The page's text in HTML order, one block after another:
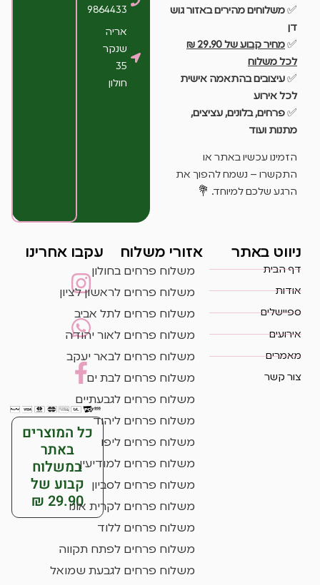
9864433
אריה
שנקר
35
חולון
✅משלוחים מהירים באזור גוש
דן
✅
מחיר קבוע של 29.90 ₪
לכל משלוח
✅עיצובים בהתאמה אישית
לכל אירוע
✅פרחים, בלונים, עציצים,
מתנות ועוד
הזמינו עכשיו באתר או
התקשרו – נשמח להפוך את
הרגע שלכם למיוחד. 💐
ניווט באתר
דף הבית
אודות
ספיישלים
אירועים
מאמרים
צור קשר
אזורי משלוח
משלוח פרחים בחולון
משלוח פרחים לראשון לציון
משלוח פרחים לתל אביב
משלוח פרחים לאור יהודה
משלוח פרחים לבאר יעקב
משלוח פרחים לבת ים
משלוח פרחים לגבעתיים
משלוח פרחים ליהוד
משלוח פרחים ליפו
משלוח פרחים למודיעין
משלוח פרחים לסביון
משלוח פרחים לקרית אונו
משלוח פרחים ללוד
משלוח פרחים לפתח תקווה
משלוח פרחים לגבעת שמואל
עקבו אחרינו
כל המוצרים
באתר
במשלוח
קבוע של
29.90 ₪